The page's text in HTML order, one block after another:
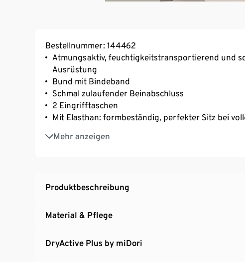
Bestellnummer: 144462
Atmungsaktiv, feuchtigkeitstransportierend und
Ausrüstung
Bund mit Bindeband
Schmal zulaufender Beinabschluss
2 Eingrifftaschen
Mit Elasthan: formbeständig, perfekter Sitz bei
Mehr anzeigen
Hoher Tragekomfort durch elastisches Obermaterial
Immer eine gute Figur: Damenhose für z.B.
Produktbeschreibung
Material & Pflege
DryActive Plus by miDori